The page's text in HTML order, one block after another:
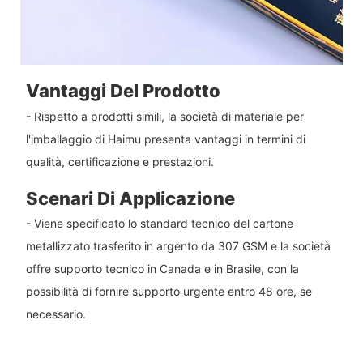
Vantaggi Del Prodotto
- Rispetto a prodotti simili, la società di materiale per
l'imballaggio di Haimu presenta vantaggi in termini di
qualità, certificazione e prestazioni.
Scenari Di Applicazione
- Viene specificato lo standard tecnico del cartone
metallizzato trasferito in argento da 307 GSM e la società
offre supporto tecnico in Canada e in Brasile, con la
possibilità di fornire supporto urgente entro 48 ore, se
necessario.